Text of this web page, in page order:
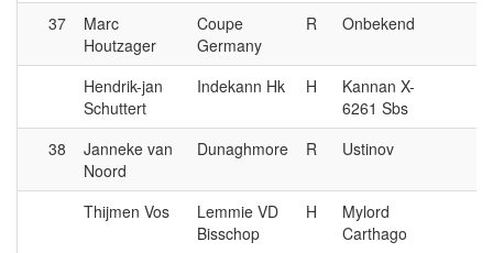
37
Marc
Houtzager
Coupe
Germany
R Onbekend
Hendrik-jan
Schuttert
Indekann Hk H
Kannan X-
6261 Sbs
38
Janneke van
Noord
Dunaghmore R Ustinov
Thijmen Vos
Lemmie VD
Bisschop
H
Mylord
Carthago